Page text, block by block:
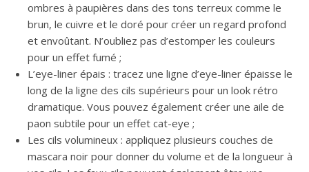
ombres à paupières dans des tons terreux comme le
brun, le cuivre et le doré pour créer un regard profond
et envoûtant. N’oubliez pas d’estomper les couleurs
pour un effet fumé ;
L’eye-liner épais : tracez une ligne d’eye-liner épaisse le
long de la ligne des cils supérieurs pour un look rétro
dramatique. Vous pouvez également créer une aile de
paon subtile pour un effet cat-eye ;
Les cils volumineux : appliquez plusieurs couches de
mascara noir pour donner du volume et de la longueur à